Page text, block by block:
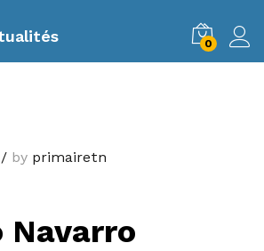
0
/ by primairetn
Navarro